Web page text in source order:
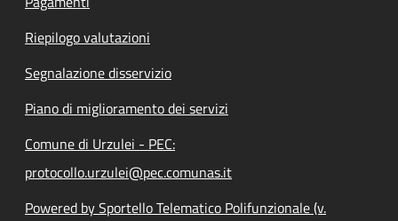
Riepilogo valutazioni
Segnalazione disservizio
Piano di miglioramento dei servizi
Comune di Urzulei - PEC:
protocollo.urzulei@pec.comunas.it
Powered by Sportello Telematico Polifunzionale (v.